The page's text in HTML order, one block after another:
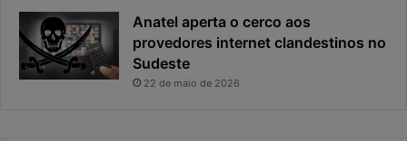
Anatel aperta o cerco aos
provedores internet clandestinos no
Sudeste
22 de maio de 2026